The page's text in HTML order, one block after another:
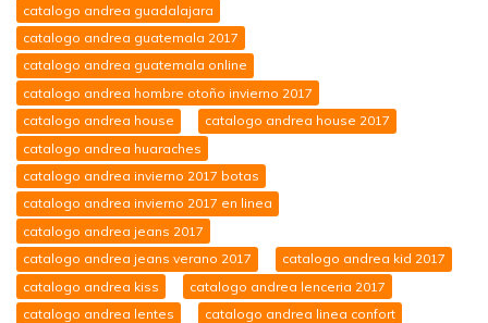
catalogo andrea guadalajara
catalogo andrea guatemala 2017
catalogo andrea guatemala online
catalogo andrea hombre otoño invierno 2017
catalogo andrea house
catalogo andrea house 2017
catalogo andrea huaraches
catalogo andrea invierno 2017 botas
catalogo andrea invierno 2017 en linea
catalogo andrea jeans 2017
catalogo andrea jeans verano 2017
catalogo andrea kid 2017
catalogo andrea kiss
catalogo andrea lenceria 2017
catalogo andrea lentes
catalogo andrea linea confort